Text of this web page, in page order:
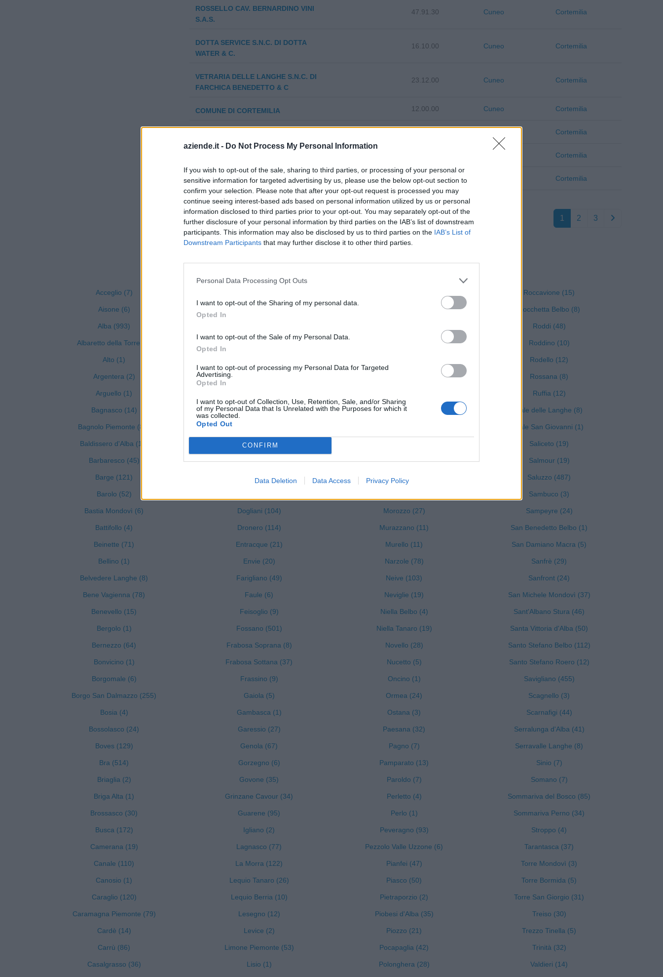
aziende.it - Do Not Process My Personal Information
If you wish to opt-out of the sale, sharing to third parties, or processing of your personal or
sensitive information for targeted advertising by us, please use the below opt-out section to
confirm your selection. Please note that after your opt-out request is processed you may
continue seeing interest-based ads based on personal information utilized by us or personal
information disclosed to third parties prior to your opt-out. You may separately opt-out of the
further disclosure of your personal information by third parties on the IAB’s list of downstream
participants. This information may also be disclosed by us to third parties on the IAB’s List of
Downstream Participants that may further disclose it to other third parties.
Personal Data Processing Opt Outs
I want to opt-out of the Sharing of my personal data.
Opted In
I want to opt-out of the Sale of my Personal Data.
Opted In
I want to opt-out of processing my Personal Data for Targeted
Advertising.
Opted In
I want to opt-out of Collection, Use, Retention, Sale, and/or Sharing
of my Personal Data that Is Unrelated with the Purposes for which it
was collected.
Opted Out
CONFIRM
Data Deletion Data Access Privacy Policy
ROSSELLO CAV. BERNARDINO VINI
S.A.S.
47.91.30 Cuneo Cortemilia
DOTTA SERVICE S.N.C. DI DOTTA
WATER & C.
16.10.00 Cuneo Cortemilia
VETRARIA DELLE LANGHE S.N.C. DI
FARCHICA BENEDETTO & C
23.12.00 Cuneo Cortemilia
COMUNE DI CORTEMILIA 12.00.00 Cuneo Cortemilia
Cortemilia
Cortemilia
CRESTA CRISTINA 47.26.00 Cortemilia
1 2 3
Visualizza tutti i comuni della provincia di Cuneo
Acceglio (7)
Aisone (6)
Alba (993)
Albaretto della Torre (9)
Alto (1)
Argentera (2)
Arguello (1)
Bagnasco (14)
Bagnolo Piemonte (81)
Baldissero d'Alba (19)
Barbaresco (45)
Barge (121)
Barolo (52)
Bastia Mondovì (6)
Battifollo (4)
Beinette (71)
Bellino (1)
Belvedere Langhe (8)
Bene Vagienna (78)
Benevello (15)
Bergolo (1)
Bernezzo (64)
Bonvicino (1)
Borgomale (6)
Borgo San Dalmazzo (255)
Bosia (4)
Bossolasco (24)
Boves (129)
Bra (514)
Briaglia (2)
Briga Alta (1)
Brossasco (30)
Busca (172)
Camerana (19)
Canale (110)
Canosio (1)
Caraglio (120)
Caramagna Piemonte (79)
Cardè (14)
Carrù (86)
Casalgrasso (36)
Costigliole Saluzzo (53)
Crissolo (2)
Cuneo (1331)
Demonte (30)
Dogliani (104)
Dronero (114)
Entracque (21)
Envie (20)
Farigliano (49)
Faule (6)
Feisoglio (9)
Fossano (501)
Frabosa Soprana (8)
Frabosa Sottana (37)
Frassino (9)
Gaiola (5)
Gambasca (1)
Garessio (27)
Genola (67)
Gorzegno (6)
Govone (35)
Grinzane Cavour (34)
Guarene (95)
Igliano (2)
Lagnasco (77)
La Morra (122)
Lequio Tanaro (26)
Lequio Berria (10)
Lesegno (12)
Levice (2)
Limone Piemonte (53)
Lisio (1)
Montaldo di Mondovì (8)
Montemale di Cuneo (1)
Montezemolo (8)
Monticello d'Alba (49)
Morozzo (27)
Murazzano (11)
Murello (11)
Narzole (78)
Neive (103)
Neviglie (19)
Niella Belbo (4)
Niella Tanaro (19)
Novello (28)
Nucetto (5)
Oncino (1)
Ormea (24)
Ostana (3)
Paesana (32)
Pagno (7)
Pamparato (13)
Paroldo (7)
Perletto (4)
Perlo (1)
Peveragno (93)
Pezzolo Valle Uzzone (6)
Pianfei (47)
Piasco (50)
Pietraporzio (2)
Piobesi d'Alba (35)
Piozzo (21)
Pocapaglia (42)
Polonghera (28)
Roccavione (15)
Rocchetta Belbo (8)
Roddi (48)
Roddino (10)
Rodello (12)
Rossana (8)
Ruffia (12)
Sale delle Langhe (8)
Sale San Giovanni (1)
Saliceto (19)
Salmour (19)
Saluzzo (487)
Sambuco (3)
Sampeyre (24)
San Benedetto Belbo (1)
San Damiano Macra (5)
Sanfrè (29)
Sanfront (24)
San Michele Mondovì (37)
Sant'Albano Stura (46)
Santa Vittoria d'Alba (50)
Santo Stefano Belbo (112)
Santo Stefano Roero (12)
Savigliano (455)
Scagnello (3)
Scarnafigi (44)
Serralunga d'Alba (41)
Serravalle Langhe (8)
Sinio (7)
Somano (7)
Sommariva del Bosco (85)
Sommariva Perno (34)
Stroppo (4)
Tarantasca (37)
Torre Mondovì (3)
Torre Bormida (5)
Torre San Giorgio (31)
Treiso (30)
Trezzo Tinella (5)
Trinità (32)
Valdieri (14)